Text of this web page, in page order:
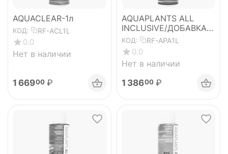
AQUACLEAR-1л
КОД: RF-ACL1L
0.0
Нет в наличии
1 66900 ₽
AQUAPLANTS ALL
INCLUSIVE/ДОБАВКА
ДЛЯ АКВАСКЕЙПА
«ВСЁ ВКЛЮЧЕНО»-1л
КОД: RF-APA1L
0.0
Нет в наличии
1 38600 ₽